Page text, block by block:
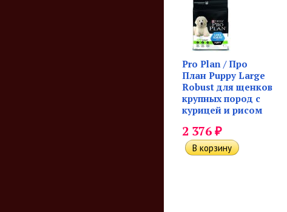
Pro Plan / Про
План Puppy Large
Robust для щенков
крупных пород с
курицей и рисом
2 376₽